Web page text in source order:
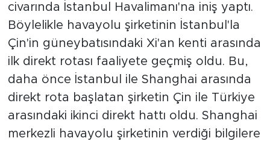
civarında İstanbul Havalimanı'na iniş yaptı.
Böylelikle havayolu şirketinin İstanbul'la
Çin'in güneybatısındaki Xi'an kenti arasında
ilk direkt rotası faaliyete geçmiş oldu. Bu,
daha önce İstanbul ile Shanghai arasında
direkt rota başlatan şirketin Çin ile Türkiye
arasındaki ikinci direkt hattı oldu. Shanghai
merkezli havayolu şirketinin verdiği bilgilere